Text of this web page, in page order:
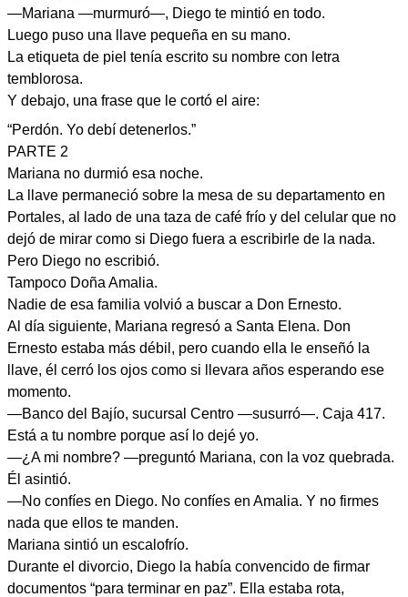
—Mariana —murmuró—, Diego te mintió en todo.
Luego puso una llave pequeña en su mano.
La etiqueta de piel tenía escrito su nombre con letra
temblorosa.
Y debajo, una frase que le cortó el aire:
“Perdón. Yo debí detenerlos.”
PARTE 2
Mariana no durmió esa noche.
La llave permaneció sobre la mesa de su departamento en
Portales, al lado de una taza de café frío y del celular que no
dejó de mirar como si Diego fuera a escribirle de la nada.
Pero Diego no escribió.
Tampoco Doña Amalia.
Nadie de esa familia volvió a buscar a Don Ernesto.
Al día siguiente, Mariana regresó a Santa Elena. Don
Ernesto estaba más débil, pero cuando ella le enseñó la
llave, él cerró los ojos como si llevara años esperando ese
momento.
—Banco del Bajío, sucursal Centro —susurró—. Caja 417.
Está a tu nombre porque así lo dejé yo.
—¿A mi nombre? —preguntó Mariana, con la voz quebrada.
Él asintió.
—No confíes en Diego. No confíes en Amalia. Y no firmes
nada que ellos te manden.
Mariana sintió un escalofrío.
Durante el divorcio, Diego la había convencido de firmar
documentos “para terminar en paz”. Ella estaba rota,